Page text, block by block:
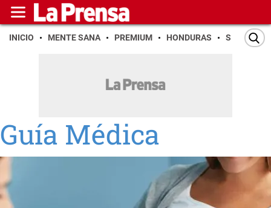
INICIO MENTE SANA PREMIUM HONDURAS SAN PEDRO
Guía Médica